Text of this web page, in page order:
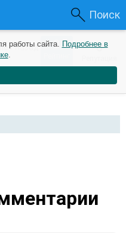
Поиск
назад 0 0
работы сайта. Подробнее в
.